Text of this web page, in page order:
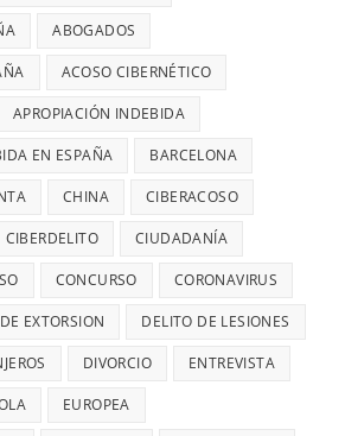
ABOGADOS
ACOSO CIBERNÉTICO
APROPIACIÓN INDEBIDA
EN ESPAÑA BARCELONA
CHINA CIBERACOSO
CIBERDELITO CIUDADANÍA
CONCURSO CORONAVIRUS
EXTORSION DELITO DE LESIONES
DIVORCIO ENTREVISTA
EUROPEA